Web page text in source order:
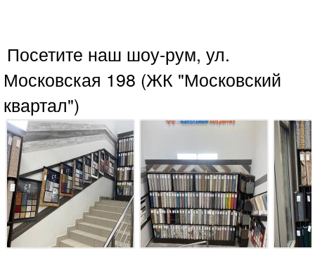
Посетите наш шоу-рум, ул.
Московская 198 (ЖК "Московский
квартал")